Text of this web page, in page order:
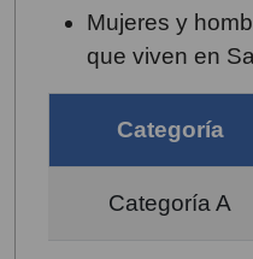
Mujeres y
que viven en
Categoría
Categoría A